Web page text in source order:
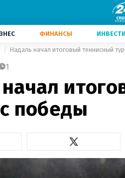
ФИНАНСЫ
Надаль начал итоговый теннисный
1
победы